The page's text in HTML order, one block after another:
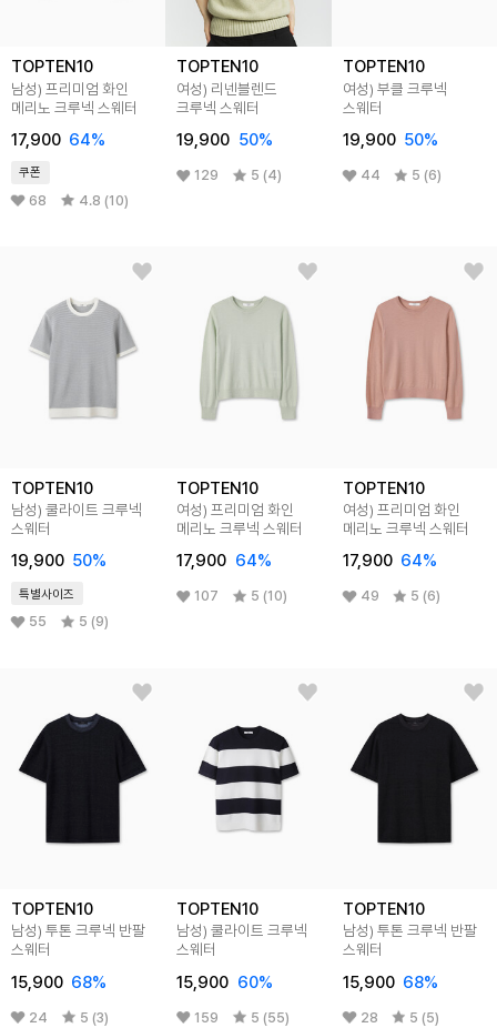
TOPTEN10
남성) 프리미엄 화인
메리노 크루넥 스웨터
17,900 64%
쿠폰
68 4.8 (10)
TOPTEN10
여성) 리넨블렌드
크루넥 스웨터
19,900 50%
129 5 (4)
TOPTEN10
여성) 부클 크루넥
스웨터
19,900 50%
44 5 (6)
TOPTEN10
남성) 쿨라이트 크루넥
스웨터
19,900 50%
특별사이즈
55 5 (9)
TOPTEN10
여성) 프리미엄 화인
메리노 크루넥 스웨터
17,900 64%
107 5 (10)
TOPTEN10
여성) 프리미엄 화인
메리노 크루넥 스웨터
17,900 64%
49 5 (6)
TOPTEN10
남성) 투톤 크루넥 반팔
스웨터
15,900 68%
24 5 (3)
TOPTEN10
남성) 쿨라이트 크루넥
스웨터
15,900 60%
159 5 (55)
TOPTEN10
남성) 투톤 크루넥 반팔
스웨터
15,900 68%
28 5 (5)